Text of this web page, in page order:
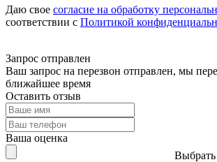
Даю свое согласие на обработку
соответствии с Политикой
Запрос отправлен
Ваш запрос на перезвон отправлен, мы
ближайшее время
Оставить отзыв
Ваша оценка